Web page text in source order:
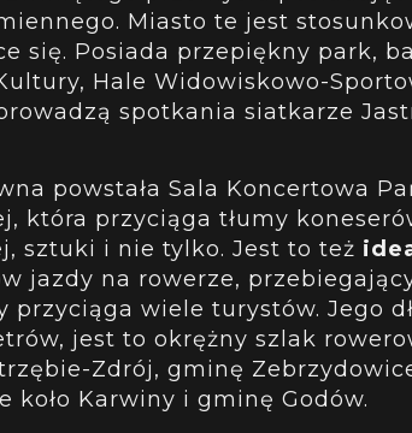
Miasto te jest
się. Posiada przepiękny park,
Hale Widowiskowo-
spotkania siatkarze
powstała Sala Koncertowa
która przyciąga tłumy
sztuki i nie tylko. Jest to też
jazdy na rowerze,
przyciąga wiele turystów. Jego
jest to okrężny szlak
Zdrój, gminę
koło Karwiny i gminę Godów.